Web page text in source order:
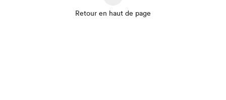
Retour en haut de page